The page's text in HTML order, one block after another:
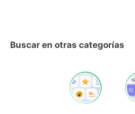
Buscar en otras categorías